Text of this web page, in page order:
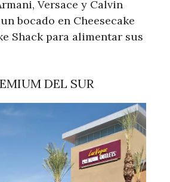
Versace y Calvin
bocado en Cheesecake
Shack para alimentar sus
DEL SUR